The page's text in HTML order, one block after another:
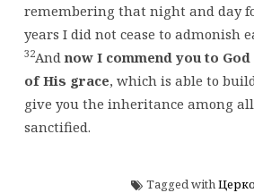
remembering that night and day
years I did not cease to admonish
32And now I commend you to
of His grace, which is able to
give you the inheritance among
sanctified.
Tagged with